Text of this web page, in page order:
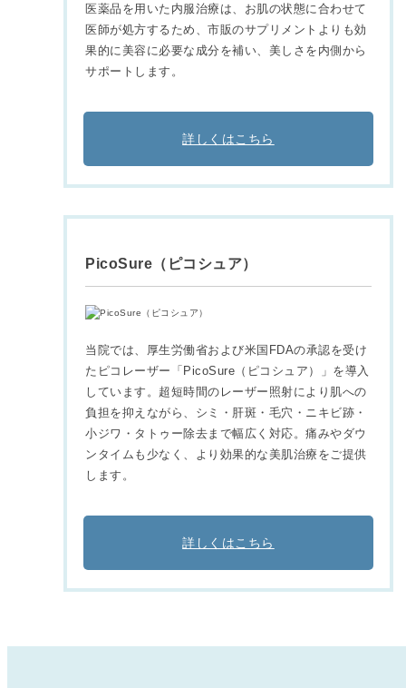
医薬品を用いた内服治療は、お肌の状態に合わせて
医師が処方するため、市販のサプリメントよりも効
果的に美容に必要な成分を補い、美しさを内側から
サポートします。
詳しくはこちら
PicoSure（ピコシュア）
当院では、厚生労働省および米国FDAの承認を受け
たピコレーザー「PicoSure（ピコシュア）」を導入
しています。超短時間のレーザー照射により肌への
負担を抑えながら、シミ・肝斑・毛穴・ニキビ跡・
小ジワ・タトゥー除去まで幅広く対応。痛みやダウ
ンタイムも少なく、より効果的な美肌治療をご提供
します。
詳しくはこちら